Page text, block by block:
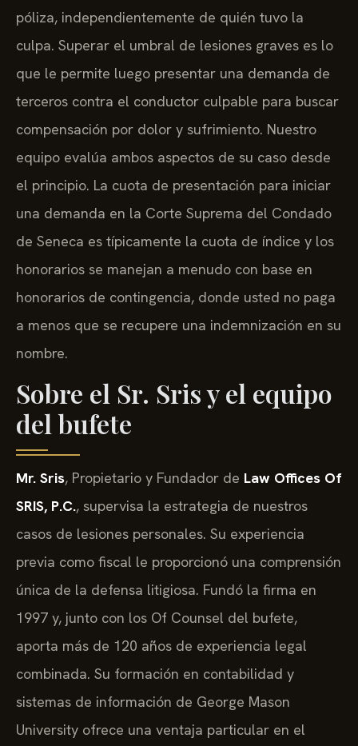
póliza, independientemente de quién tuvo la
culpa. Superar el umbral de lesiones graves es lo
que le permite luego presentar una demanda de
terceros contra el conductor culpable para buscar
compensación por dolor y sufrimiento. Nuestro
equipo evalúa ambos aspectos de su caso desde
el principio. La cuota de presentación para iniciar
una demanda en la Corte Suprema del Condado
de Seneca es típicamente la cuota de índice y los
honorarios se manejan a menudo con base en
honorarios de contingencia, donde usted no paga
a menos que se recupere una indemnización en su
nombre.
Sobre el Sr. Sris y el equipo
del bufete
Mr. Sris, Propietario y Fundador de Law Offices Of
SRIS, P.C., supervisa la estrategia de nuestros
casos de lesiones personales. Su experiencia
previa como fiscal le proporcionó una comprensión
única de la defensa litigiosa. Fundó la firma en
1997 y, junto con los Of Counsel del bufete,
aporta más de 120 años de experiencia legal
combinada. Su formación en contabilidad y
sistemas de información de George Mason
University ofrece una ventaja particular en el